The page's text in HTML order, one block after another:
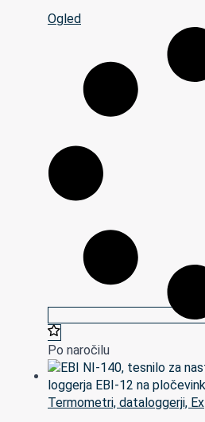
Ogled
Po naročilu
Termometri, dataloggerji, Ex